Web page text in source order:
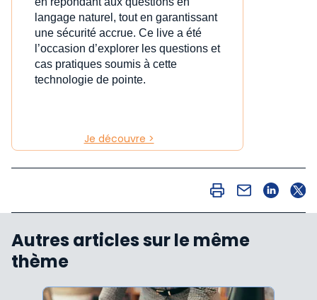
langage naturel, tout en garantissant
une sécurité accrue. Ce live a été
l’occasion d’explorer les questions et
cas pratiques soumis à cette
technologie de pointe.
Je découvre >
Autres articles sur le même
thème